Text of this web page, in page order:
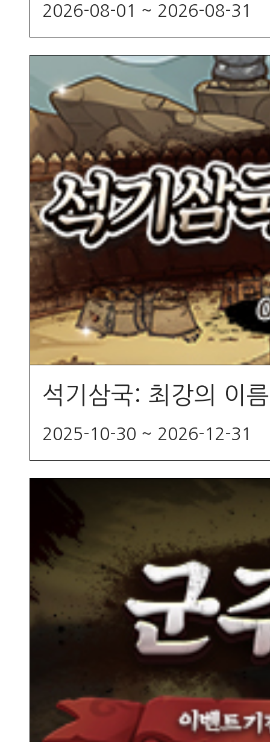
2026-08-01 ~ 2026-08-31
석기삼국: 최강의 이름
2025-10-30 ~ 2026-12-31